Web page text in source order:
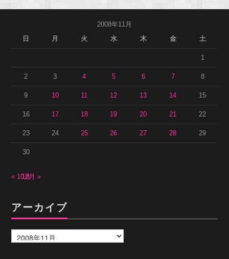
2008年11月
日
月 火 水 木 金 土
1
2 3 4 5 6 7 8
9 10 11 12 13 14 15
16 17 18 19 20 21 22
23 24 25 26 27 28 29
30
« 10月12月 »
アーカイブ
ー
カ